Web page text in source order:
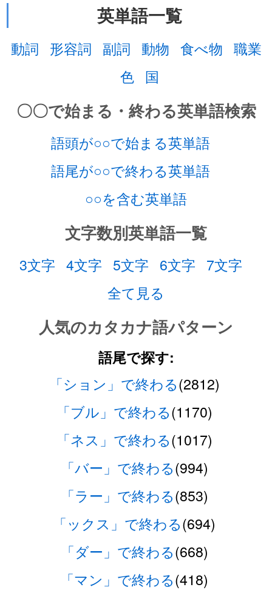
英単語一覧
動詞 形容詞 副詞 動物 食べ物 職業
色 国
〇〇で始まる・終わる英単語検索
語頭が○○で始まる英単語
語尾が○○で終わる英単語
○○を含む英単語
文字数別英単語一覧
3文字 4文字 5文字 6文字 7文字
全て見る
人気のカタカナ語パターン
語尾で探す:
「ション」で終わる(2812)
「ブル」で終わる(1170)
「ネス」で終わる(1017)
「バー」で終わる(994)
「ラー」で終わる(853)
「ックス」で終わる(694)
「ダー」で終わる(668)
「マン」で終わる(418)